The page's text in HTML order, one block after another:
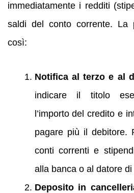
immediatamente i redditi
saldi del conto corrente. La
così:
Notifica al terzo e al
indicare il titolo
l’importo del credito e
pagare più il debitore.
conti correnti e
alla banca o al datore di
Deposito in